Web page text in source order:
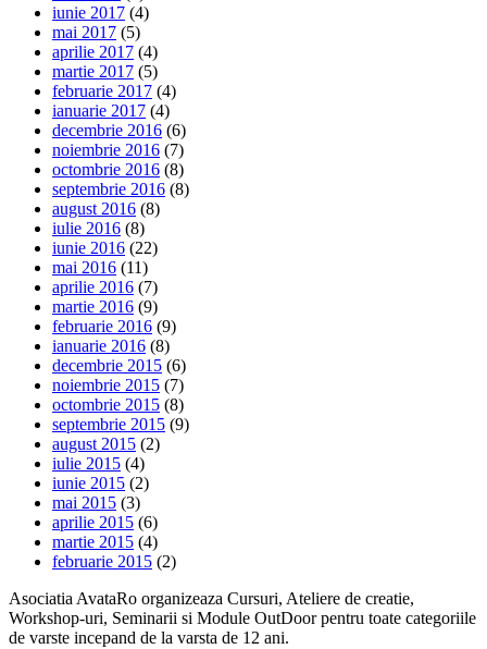
iunie 2017 (4)
mai 2017 (5)
aprilie 2017 (4)
martie 2017 (5)
februarie 2017 (4)
ianuarie 2017 (4)
decembrie 2016 (6)
noiembrie 2016 (7)
octombrie 2016 (8)
septembrie 2016 (8)
august 2016 (8)
iulie 2016 (8)
iunie 2016 (22)
mai 2016 (11)
aprilie 2016 (7)
martie 2016 (9)
februarie 2016 (9)
ianuarie 2016 (8)
decembrie 2015 (6)
noiembrie 2015 (7)
octombrie 2015 (8)
septembrie 2015 (9)
august 2015 (2)
iulie 2015 (4)
iunie 2015 (2)
mai 2015 (3)
aprilie 2015 (6)
martie 2015 (4)
februarie 2015 (2)
Asociatia AvataRo organizeaza Cursuri, Ateliere de creatie,
Workshop-uri, Seminarii si Module OutDoor pentru toate categoriile
de varste incepand de la varsta de 12 ani.